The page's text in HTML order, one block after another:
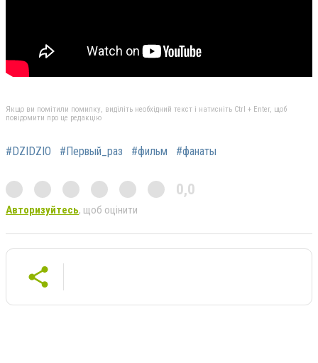
Якщо ви помітили помилку, виділіть необхідний текст і натисніть Ctrl + Enter, щоб
повідомити про це редакцію
#DZIDZIO #Первый_раз #фильм #фанаты
0,0
Авторизуйтесь, щоб оцінити